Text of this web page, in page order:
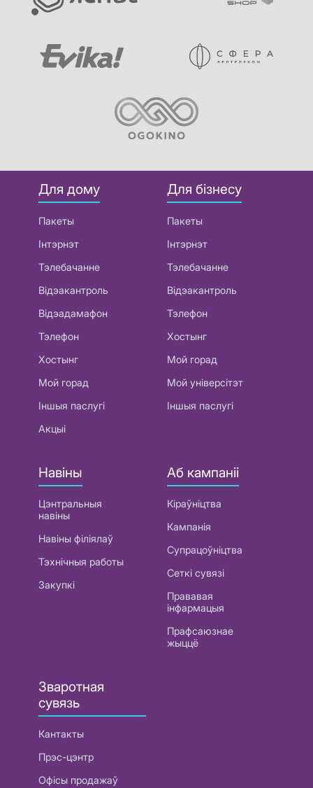
Для дому
Пакеты
Інтэрнэт
Тэлебачанне
Відэакантроль
Відэадамафон
Тэлефон
Хостынг
Мой горад
Іншыя паслугі
Акцыі
Для бізнесу
Пакеты
Інтэрнэт
Тэлебачанне
Відэакантроль
Тэлефон
Хостынг
Мой горад
Мой універсітэт
Іншыя паслугі
Навіны
Цэнтральныя
навіны
Навіны філіялаў
Тэхнічныя работы
Закупкі
Аб кампаніі
Кіраўніцтва
Кампанія
Супрацоўніцтва
Сеткі сувязі
Прававая
інфармацыя
Прафсаюзнае
жыццё
Зваротная
сувязь
Кантакты
Прэс-цэнтр
Офісы продажаў